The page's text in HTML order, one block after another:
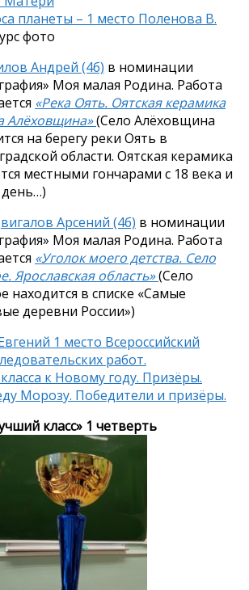
планеты – 1 место Поленова В.
фото
Андрей (4б) в номинации
Моя малая Родина. Работа
«Река Оять. Оятская керамика
Алёховщина»(Село Алёховщина
на берегу реки Оять в
области. Оятская керамика
местными гончарами с 18 века и
Арсений (4б) в номинации
Моя малая Родина. Работа
«Уголок моего детства. Село
Ярославская область»(Село
находится в списке «Самые
деревни России»)
1 место Всероссийский
работ.
к Новому году. Призёры.
Морозу. Победители и призёры.
класс» 1 четверть